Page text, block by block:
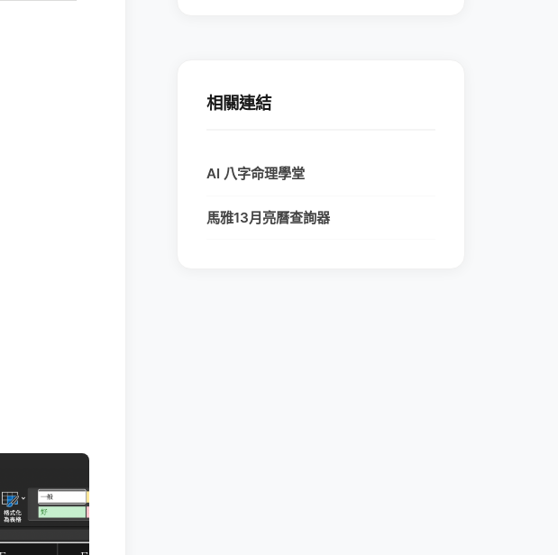
相關連結
AI 八字命理學堂
馬雅13月亮曆查詢器